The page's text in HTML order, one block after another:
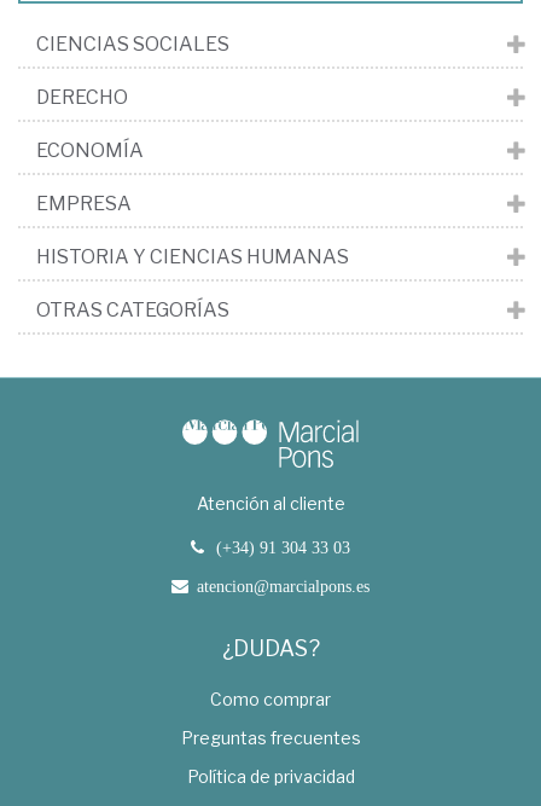
CIENCIAS SOCIALES
DERECHO
ECONOMÍA
EMPRESA
HISTORIA Y CIENCIAS HUMANAS
OTRAS CATEGORÍAS
Atención al cliente
(+34) 91 304 33 03
atencion@marcialpons.es
¿DUDAS?
Como comprar
Preguntas frecuentes
Política de privacidad